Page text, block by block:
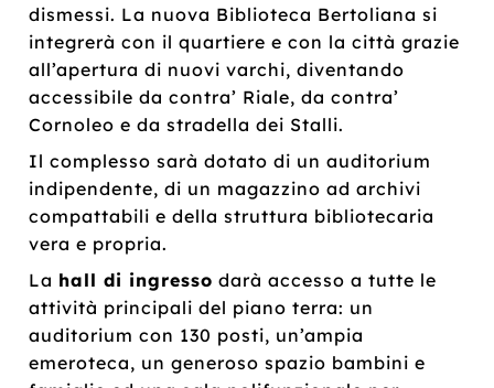
dismessi. La nuova Biblioteca Bertoliana si
integrerà con il quartiere e con la città grazie
all’apertura di nuovi varchi, diventando
accessibile da contra’ Riale, da contra’
Cornoleo e da stradella dei Stalli.
Il complesso sarà dotato di un auditorium
indipendente, di un magazzino ad archivi
compattabili e della struttura bibliotecaria
vera e propria.
La hall di ingresso darà accesso a tutte le
attività principali del piano terra: un
auditorium con 130 posti, un’ampia
emeroteca, un generoso spazio bambini e